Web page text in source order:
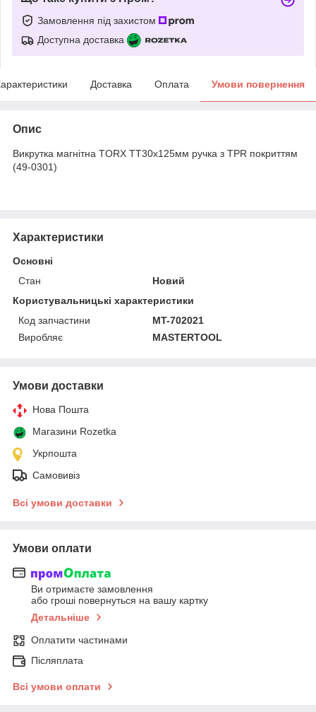
Замовлення під захистом
Доступна доставка
Доставка Оплата Умови повернення
Опис
Викрутка магнітна TORX TT30x125мм ручка з TPR покриттям
(49-0301)
Характеристики
Основні
Стан
Новий
Користувальницькі характеристики
Код запчастини
MT-702021
Виробляє
MASTERTOOL
Умови доставки
Нова Пошта
Магазини Rozetka
Укрпошта
Самовивіз
Всі умови доставки
Умови оплати
Ви отримаєте замовлення
або гроші повернуться на вашу картку
Детальніше
Оплатити частинами
Післяплата
Всі умови оплати